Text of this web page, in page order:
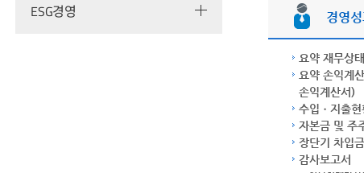
ESG경영 경영
요약 재무상
요약 손익계
손익계산서)
수입ㆍ지출현
자본금 및 주
장단기 차입
감사보고서